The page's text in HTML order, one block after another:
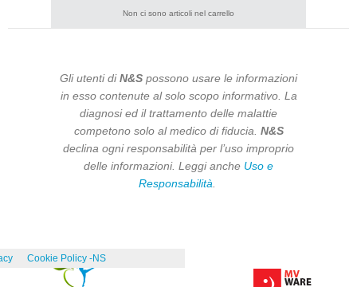
Non ci sono articoli nel carrello
Gli utenti diN&S possono usare le informazioni
in esso contenute al solo scopo informativo. La
diagnosi ed il trattamento delle malattie
competono solo al medico di fiducia. N&S
declina ogni responsabilità per l’uso improprio
delle informazioni. Leggi anche Uso e
Responsabilità
Cookie Policy -NS